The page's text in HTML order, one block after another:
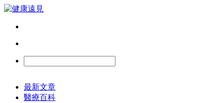
最新文章
醫療百科